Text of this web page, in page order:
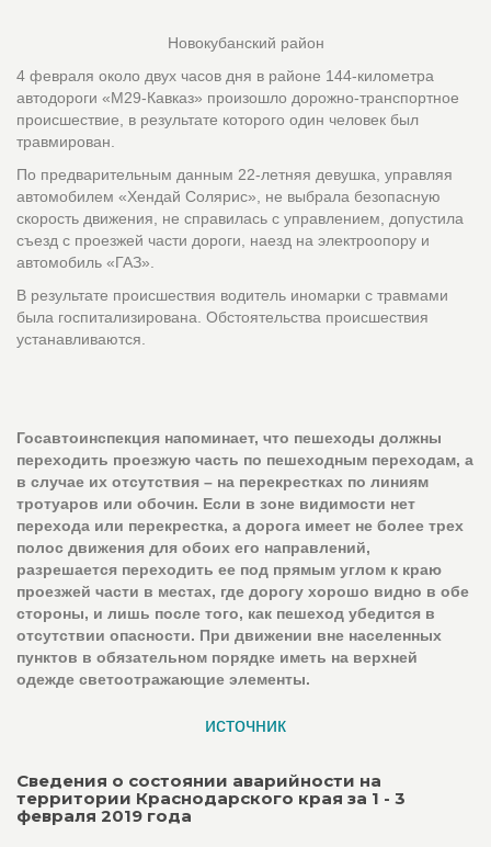
Новокубанский район
4 февраля около двух часов дня в районе 144-километра
автодороги «М29-Кавказ» произошло дорожно-транспортное
происшествие, в результате которого один человек был
травмирован.
По предварительным данным 22-летняя девушка, управляя
автомобилем «Хендай Солярис», не выбрала безопасную
скорость движения, не справилась с управлением, допустила
съезд с проезжей части дороги, наезд на электроопору и
автомобиль «ГАЗ».
В результате происшествия водитель иномарки с травмами
была госпитализирована. Обстоятельства происшествия
устанавливаются.
Госавтоинспекция напоминает, что пешеходы должны
переходить проезжую часть по пешеходным переходам, а
в случае их отсутствия – на перекрестках по линиям
тротуаров или обочин. Если в зоне видимости нет
перехода или перекрестка, а дорога имеет не более трех
полос движения для обоих его направлений,
разрешается переходить ее под прямым углом к краю
проезжей части в местах, где дорогу хорошо видно в обе
стороны, и лишь после того, как пешеход убедится в
отсутствии опасности. При движении вне населенных
пунктов в обязательном порядке иметь на верхней
одежде светоотражающие элементы.
источник
Сведения о состоянии аварийности на
территории Краснодарского края за 1 - 3
февраля 2019 года